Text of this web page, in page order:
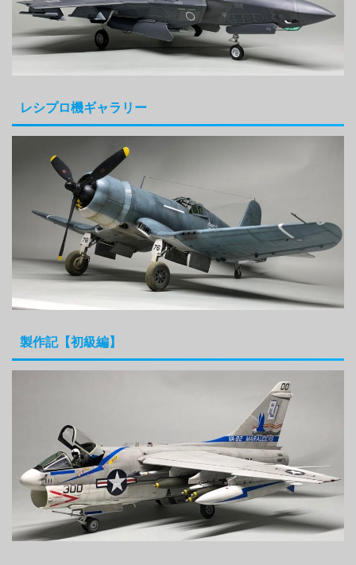
レシプロ機ギャラリー
製作記【初級編】